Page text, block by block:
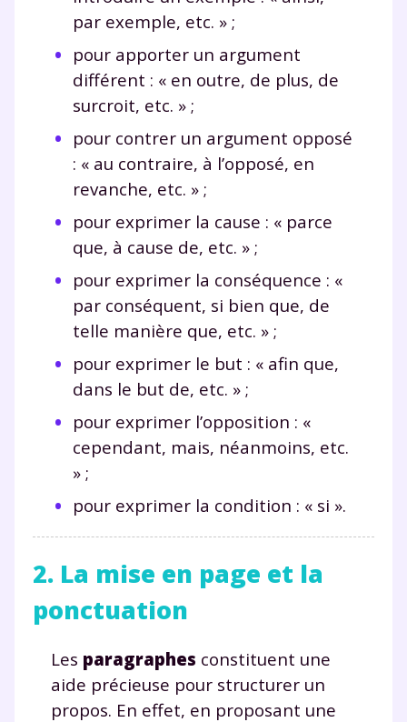
par exemple, etc. » ;
pour apporter un argument
différent : « en outre, de plus, de
surcroit, etc. » ;
pour contrer un argument opposé
: « au contraire, à l’opposé, en
revanche, etc. » ;
pour exprimer la cause : « parce
que, à cause de, etc. » ;
pour exprimer la conséquence : «
par conséquent, si bien que, de
telle manière que, etc. » ;
pour exprimer le but : « afin que,
dans le but de, etc. » ;
pour exprimer l’opposition : «
cependant, mais, néanmoins, etc.
» ;
pour exprimer la condition : « si ».
2. La mise en page et la
ponctuation
Les paragraphes constituent une
aide précieuse pour structurer un
propos. En effet, en proposant une